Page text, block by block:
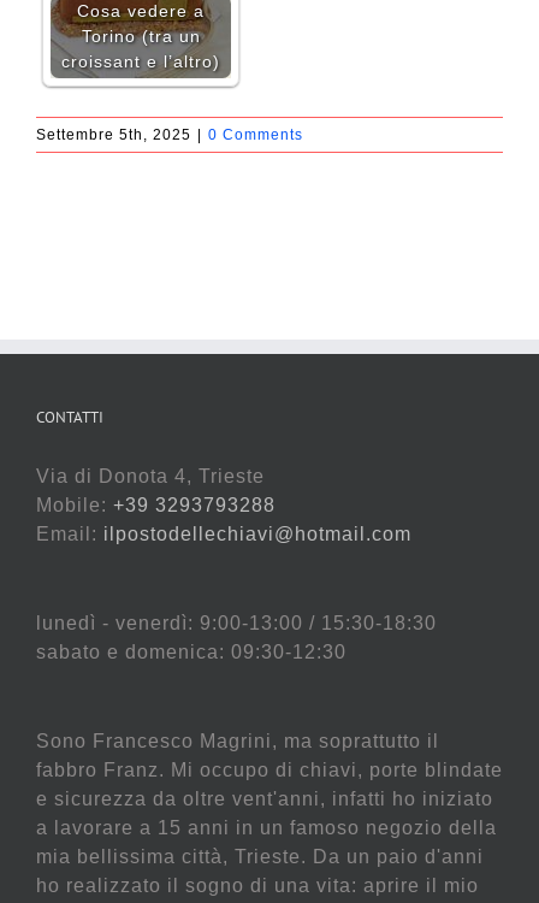
Cosa vedere a
Torino (tra un
croissant e l’altro)
Settembre 5th, 2025 0 Comments
CONTATTI
Via di Donota 4, Trieste
Mobile: +39 3293793288
Email: ilpostodellechiavi@hotmail.com
lunedì - venerdì: 9:00-13:00 / 15:30-18:30
sabato e domenica: 09:30-12:30
Sono Francesco Magrini, ma soprattutto il
fabbro Franz. Mi occupo di chiavi, porte blindate
e sicurezza da oltre vent'anni, infatti ho iniziato
a lavorare a 15 anni in un famoso negozio della
mia bellissima città, Trieste. Da un paio d'anni
ho realizzato il sogno di una vita: aprire il mio